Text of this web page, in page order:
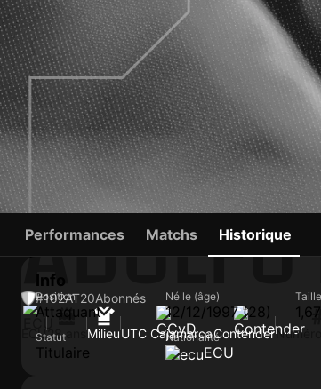
#102AT20Abonnés
ECU28 ans MilieuUTC CajamarcaContender
Performances Matchs Historique
Info
Position
Attaquant
Né le (âge)
12/12/1997 (28)
Taille
Statut
Titulaire
Nationalité
ECU